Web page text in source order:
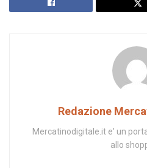
Redazione
Mercatinodigitale.it e' un
allo